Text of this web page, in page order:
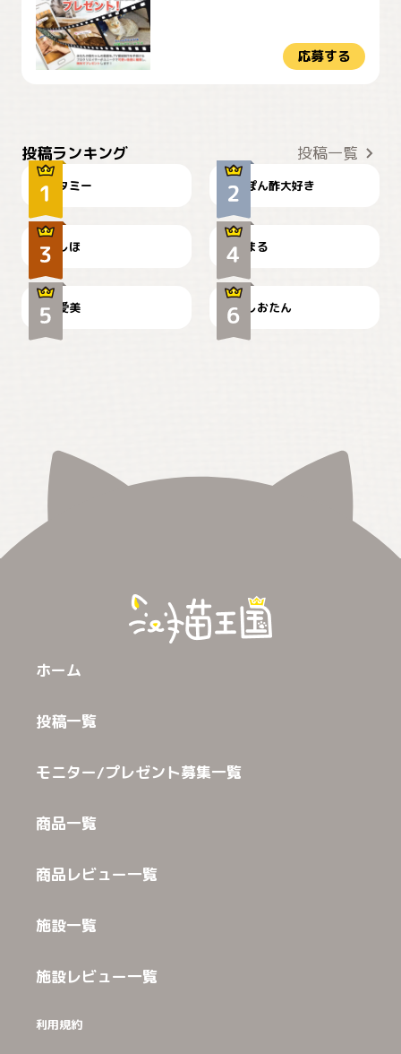
応募する
投稿ランキング 投稿一覧
タミー ぽん酢大好き
お弁当になりたいにゃ😽
しほ
🤦‍♀️
まる
かわいい毛玉つき
爱美
暑い日が続くにゃ
しおたん
ホーム
投稿一覧
モニター/プレゼント募集一覧
商品一覧
商品レビュー一覧
施設一覧
施設レビュー一覧
利用規約